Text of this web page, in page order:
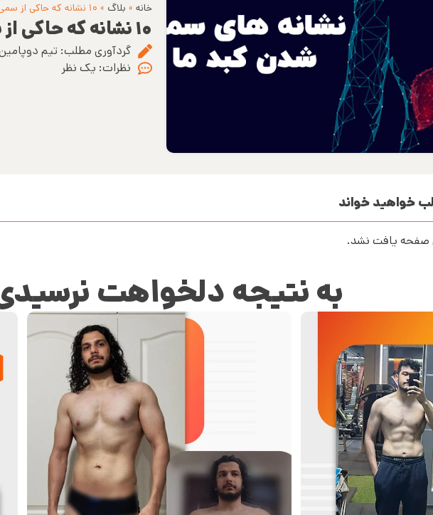
خانه» بلاگ » ۱۰ نشانه که حاکی از سمی شدن کبد است
۱۰ نشانه که حاکی از سمی شدن کبد است
گردآوری مطلب: تیم
نظرات: یک نظر
خواهید خواند
صفحه یافت نشد.
به نتیجه دلخواهت